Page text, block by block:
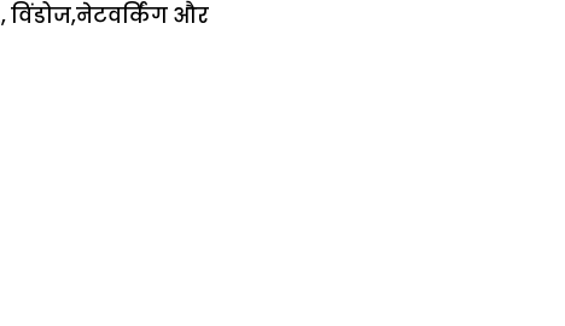
विंडोज,नेटवर्किंग और